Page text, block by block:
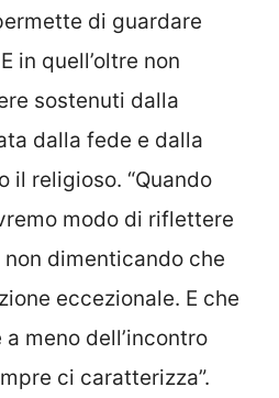
di guardare
in quell’oltre non
sostenuti dalla
dalla fede e dalla
il religioso. “Quando
modo di riflettere
dimenticando che
eccezionale. E che
meno dell’incontro
ci caratterizza”.